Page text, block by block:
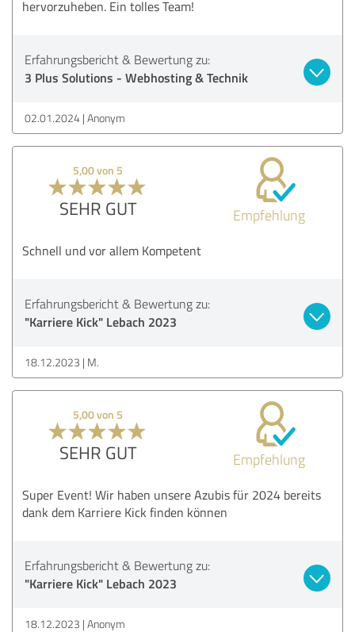
hervorzuheben. Ein tolles Team!
Erfahrungsbericht & Bewertung zu:
3 Plus Solutions - Webhosting & Technik
02.01.2024 Anonym
5,00 von 5
SEHR GUT Empfehlung
Schnell und vor allem Kompetent
Erfahrungsbericht & Bewertung zu:
"Karriere Kick" Lebach 2023
18.12.2023 M.
5,00 von 5
SEHR GUT Empfehlung
Super Event! Wir haben unsere Azubis für 2024 bereits
dank dem Karriere Kick finden können
Erfahrungsbericht & Bewertung zu:
"Karriere Kick" Lebach 2023
18.12.2023 Anonym